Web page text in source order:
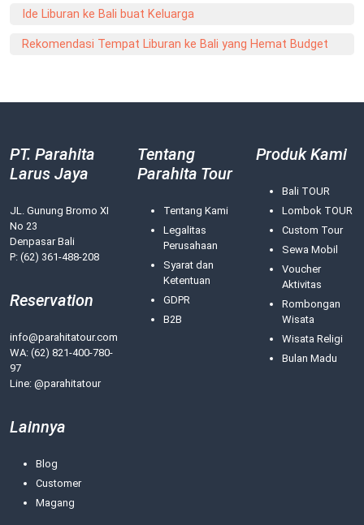
Ide Liburan ke Bali buat Keluarga
Rekomendasi Tempat Liburan ke Bali yang Hemat Budget
PT. Parahita
Larus Jaya
JL. Gunung Bromo XI
No 23
Denpasar Bali
P: (62) 361-488-208
Reservation
info@parahitatour.com
WA: (62) 821-400-780-
97
Line: @parahitatour
Tentang
Parahita Tour
Tentang Kami
Legalitas
Perusahaan
Syarat dan
Ketentuan
GDPR
B2B
Produk Kami
Bali TOUR
Lombok TOUR
Custom Tour
Sewa Mobil
Voucher
Aktivitas
Rombongan
Wisata
Wisata Religi
Bulan Madu
Lainnya
Blog
Customer
Magang